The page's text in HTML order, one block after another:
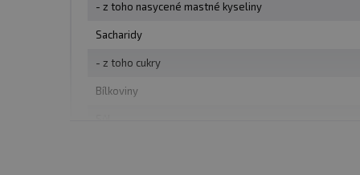
Nevystavujte přímému
nevhodným skladováním
- z toho nasycené mastné kyseliny
Sacharidy
- z toho cukry
Bílkoviny